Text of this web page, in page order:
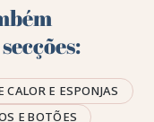
CALOR E ESPONJAS
E BOTÕES